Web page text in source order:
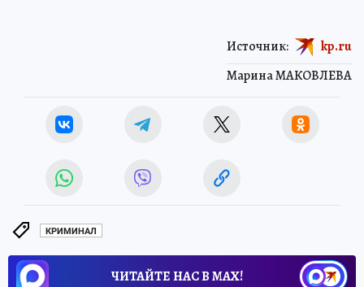
Марина МАКОВЛЕВА
Источник: kp.ru
КРИМИНАЛ
ЧИТАЙТЕ НАС В МАХ!